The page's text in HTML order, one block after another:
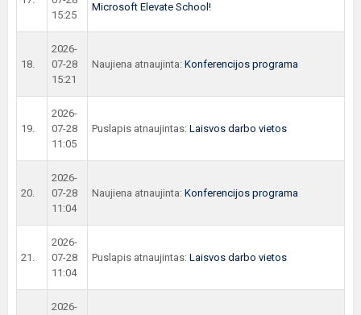
15:25
Microsoft Elevate School!
18.
2026-
07-28
15:21
Naujiena atnaujinta: Konferencijos programa
19.
2026-
07-28
11:05
Puslapis atnaujintas: Laisvos darbo vietos
20.
2026-
07-28
11:04
Naujiena atnaujinta: Konferencijos programa
21.
2026-
07-28
11:04
Puslapis atnaujintas: Laisvos darbo vietos
2026-